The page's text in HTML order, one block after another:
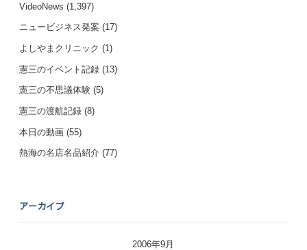
VideoNews (1,397)
ニュービジネス発案 (17)
よしやまクリニック (1)
憲三のイベント記録 (13)
憲三の不思議体験 (5)
憲三の渡航記録 (8)
本日の動画 (55)
熱海の名店名品紹介 (77)
アーカイブ
2006年9月